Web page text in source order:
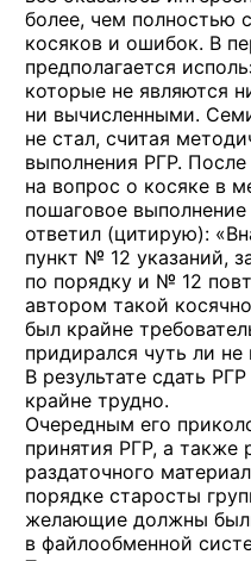
более, чем полностью
косяков и ошибок. В
предполагается
которые не являются
ни вычисленными.
не стал, считая
выполнения РГР.
на вопрос о косяке в
пошаговое
ответил (цитирую):
пункт № 12 указаний,
по порядку и № 12
автором такой
был крайне
придирался чуть ли
В результате сдать
крайне трудно.
Очередным его
принятия РГР, а также
раздаточного
порядке старосты
желающие должны
в файлообменной